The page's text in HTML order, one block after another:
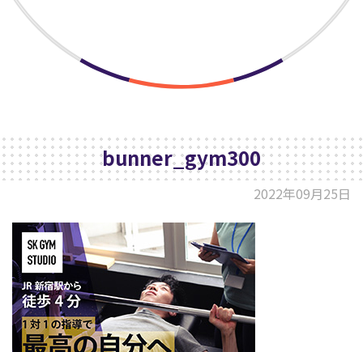
案件募集
運営組織
プライバシーポリシー
bunner_gym300
2022年09月25日